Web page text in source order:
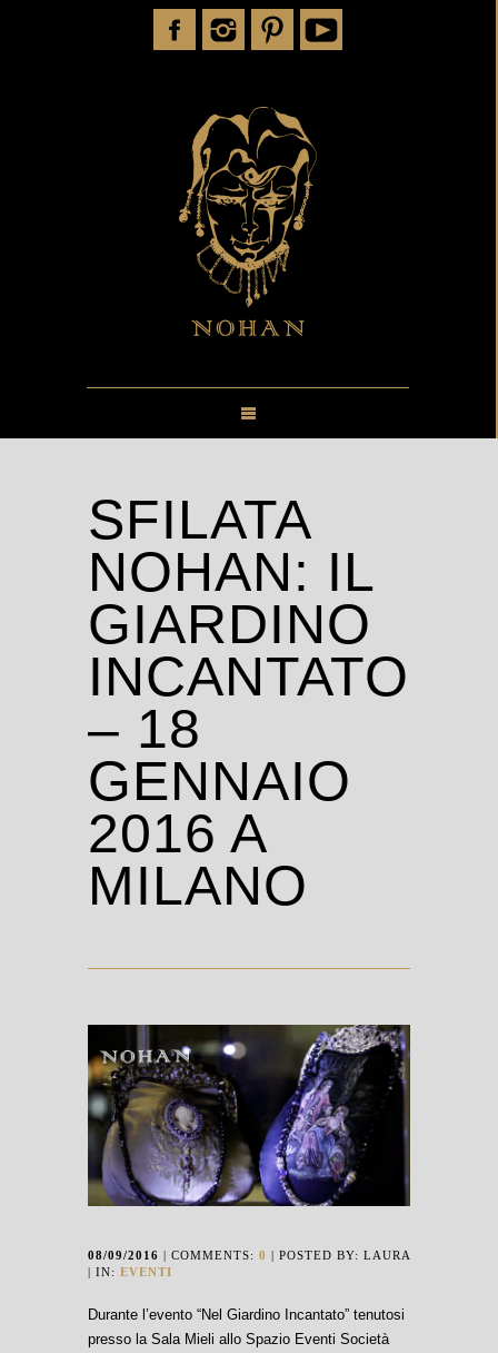
SFILATA
NOHAN: IL
GIARDINO
INCANTATO
– 18
GENNAIO
2016 A
MILANO
08/09/2016 | COMMENTS: 0 | POSTED BY: LAURA
| IN: EVENTI
Durante l’evento “Nel Giardino Incantato” tenutosi
presso la Sala Mieli allo Spazio Eventi Società